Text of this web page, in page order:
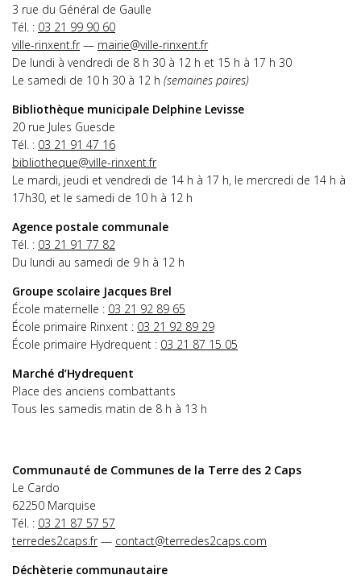
3 rue du Général de Gaulle
Tél. : 03 21 99 90 60
ville-rinxent.fr— mairie@ville-rinxent.fr
De lundi à vendredi de 8 h 30 à 12 h et 15 h à 17 h 30
Le samedi de 10 h 30 à 12 h (semaines paires)
Bibliothèque municipale Delphine Levisse
20 rue Jules Guesde
Tél. : 03 21 91 47 16
bibliotheque@ville-rinxent.fr
Le mardi, jeudi et vendredi de 14 h à 17 h, le mercredi de 14 h à
17h30, et le samedi de 10 h à 12 h
Agence postale communale
Tél. : 03 21 91 77 82
Du lundi au samedi de 9 h à 12 h
Groupe scolaire Jacques Brel
École maternelle : 03 21 92 89 65
École primaire Rinxent : 03 21 92 89 29
École primaire Hydrequent : 03 21 87 15 05
Marché d’Hydrequent
Place des anciens combattants
Tous les samedis matin de 8 h à 13 h
Communauté de Communes de la Terre des 2 Caps
Le Cardo
62250 Marquise
Tél. : 03 21 87 57 57
terredes2caps.fr— contact@terredes2caps.com
Déchèterie communautaire